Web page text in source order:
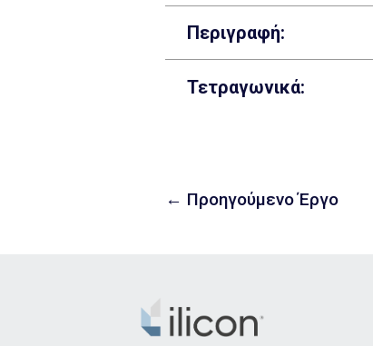
Περιγραφή:
Τετραγωνικά:
← Προηγούμενο Έργο